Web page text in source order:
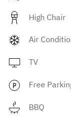
High Chair
Air
TV
Free
BBQ